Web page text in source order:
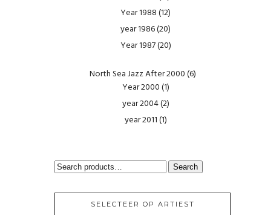
Year 1988(12)
year 1986(20)
Year 1987(20)
North Sea Jazz After 2000(6)
Year 2000(1)
year 2004(2)
year 2011(1)
SEARCH
Search
SELECTEER OP ARTIEST